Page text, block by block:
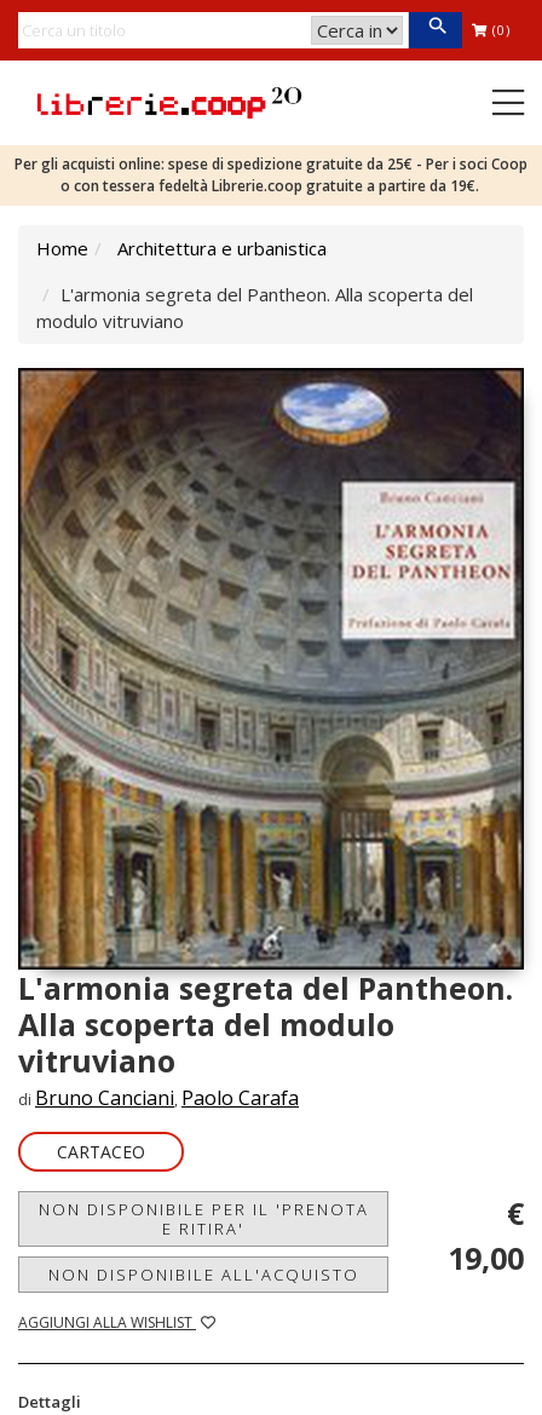
(0)
Per gli acquisti online: spese di spedizione gratuite da 25€ - Per i soci Coop
o con tessera fedeltà Librerie.coop gratuite a partire da 19€.
Home
Architettura e urbanistica
L'armonia segreta del Pantheon. Alla scoperta del
modulo vitruviano
L'armonia segreta del Pantheon.
Alla scoperta del modulo
vitruviano
di Bruno Canciani, Paolo Carafa
CARTACEO
NON DISPONIBILE PER IL 'PRENOTA
E RITIRA'
NON DISPONIBILE ALL'ACQUISTO
AGGIUNGI ALLA WISHLIST
€
19,00
Dettagli